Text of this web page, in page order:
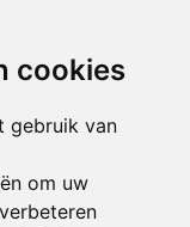
cookies
gebruik van
om uw
stellen
met